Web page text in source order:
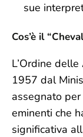
sue
Cos’è il
L’Ordine
1957 dal
assegnato
eminenti che
significativa